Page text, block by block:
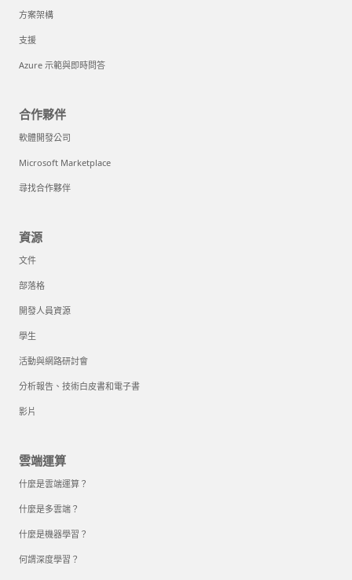
方案架構
支援
Azure 示範與即時問答
合作夥伴
軟體開發公司
Microsoft Marketplace
尋找合作夥伴
資源
文件
部落格
開發人員資源
學生
活動與網路研討會
分析報告、技術白皮書和電子書
影片
雲端運算
什麼是雲端運算？
什麼是多雲端？
什麼是機器學習？
何謂深度學習？